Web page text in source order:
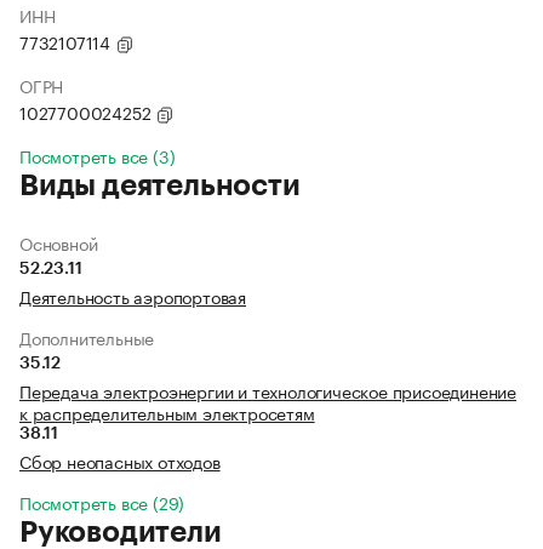
ИНН
7732107114
ОГРН
1027700024252
Посмотреть все (3)
Виды деятельности
Основной
52.23.11
Деятельность аэропортовая
Дополнительные
35.12
Передача электроэнергии и технологическое присоединение
к распределительным электросетям
38.11
Сбор неопасных отходов
Посмотреть все (29)
Руководители